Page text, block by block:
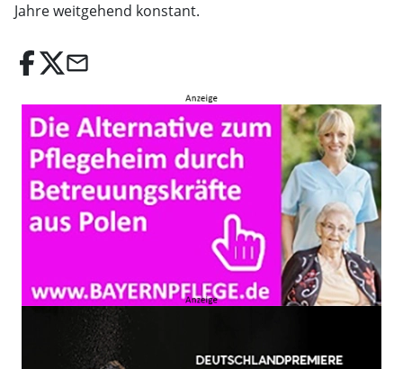
Jahre weitgehend konstant.
email